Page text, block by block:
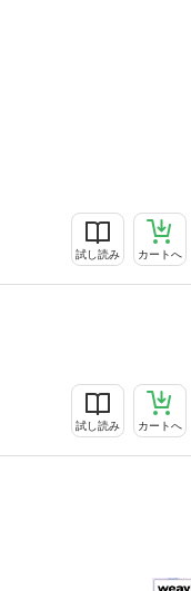
試し読み カートへ
試し読み カートへ